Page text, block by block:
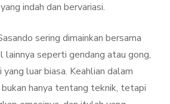
indah dan bervariasi.
sering dimainkan bersama
lainnya seperti gendang atau gong,
luar biasa. Keahlian dalam
bukan hanya tentang teknik, tetapi